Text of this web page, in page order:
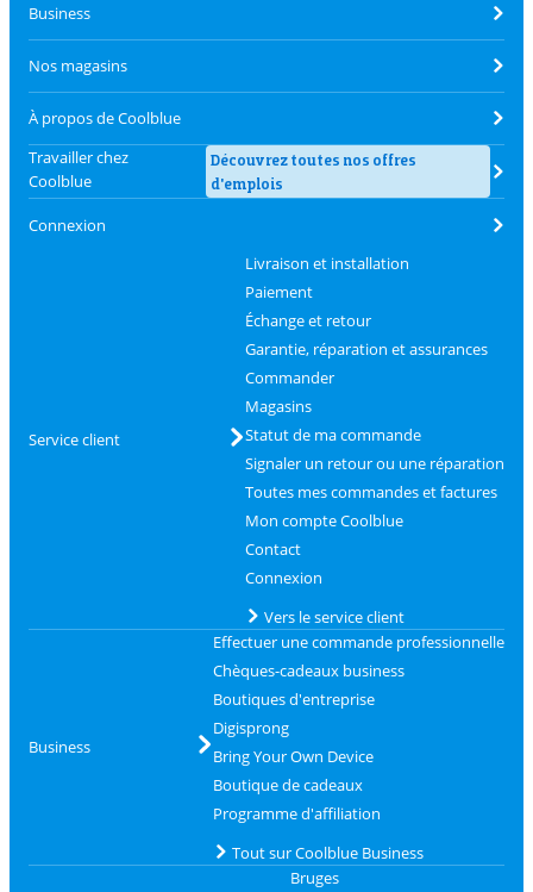
Business
Nos magasins
À propos de Coolblue
Travailler chez
Coolblue
Découvrez toutes nos offres
d'emplois
Connexion
Service client
Livraison et installation
Paiement
Échange et retour
Garantie, réparation et assurances
Commander
Magasins
Statut de ma commande
Signaler un retour ou une réparation
Toutes mes commandes et factures
Mon compte Coolblue
Contact
Connexion
Vers le service client
Business
Effectuer une commande professionnelle
Chèques-cadeaux business
Boutiques d'entreprise
Digisprong
Bring Your Own Device
Boutique de cadeaux
Programme d'affiliation
Tout sur Coolblue Business
Bruges